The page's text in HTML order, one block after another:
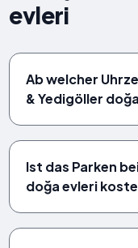
evleri
Ab welcher
& Yedigöller
Ist das Parken
doğa evleri